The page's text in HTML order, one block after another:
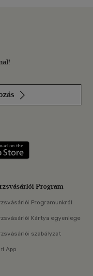
Szerezd meg: Google
Program
Programunkról
Kártya egyenlege
szabályzat
App